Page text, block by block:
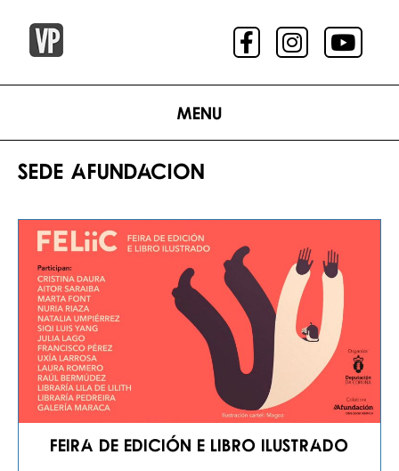
Menu
SEDE AFUNDACION
Feira de Edición e Libro Ilustrado